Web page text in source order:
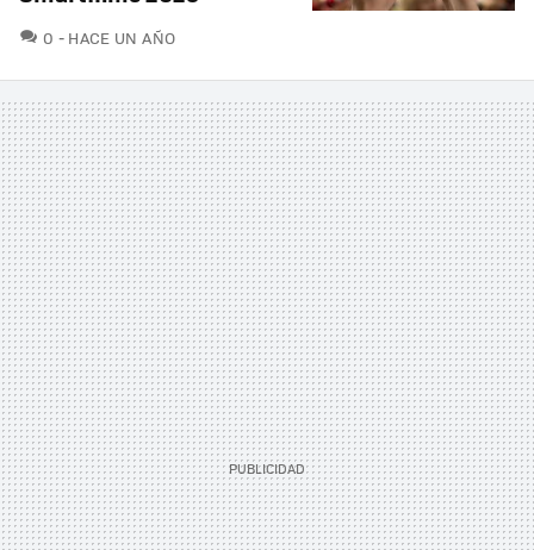
0 COMENTARIOS
HACE UN AÑO